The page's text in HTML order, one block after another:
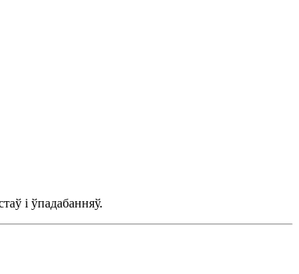
і ўпадабанняў.